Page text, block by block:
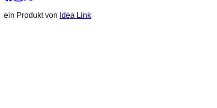
ein Produkt von Idea Link